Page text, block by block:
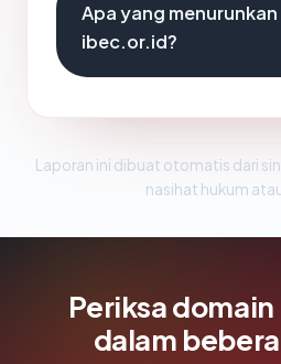
Apa yang
ibec.or.id?
Laporan ini dibuat otomatis dari
nasihat hukum
Periksa
dalam